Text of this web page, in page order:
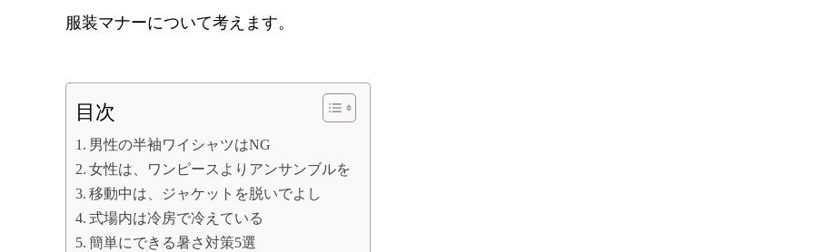
服装マナーについて考えます。
目次
男性の半袖ワイシャツはNG
女性は、ワンピースよりアンサンブルを
移動中は、ジャケットを脱いでよし
式場内は冷房で冷えている
簡単にできる暑さ対策5選